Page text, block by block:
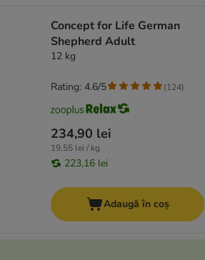
Concept for Life German
Shepherd Adult
12 kg
234,90 lei
19,55 lei / kg
223,16 lei
Rating: 4.6/5 (124)
Adaugă în coș